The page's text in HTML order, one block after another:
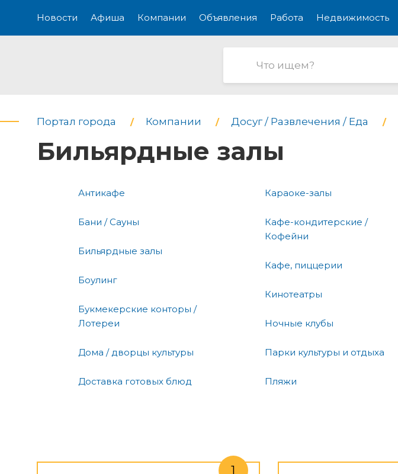
Новости Афиша Компании Объявления Работа Недвижимость
Портал города Компании Досуг / Развлечения / Еда
Бильярдные залы
Антикафе
Бани / Сауны
Бильярдные залы
Боулинг
Букмекерские конторы /
Лотереи
Дома / дворцы культуры
Доставка готовых блюд
Караоке-залы
Кафе-кондитерские /
Кофейни
Кафе, пиццерии
Кинотеатры
Ночные клубы
Парки культуры и отдыха
Пляжи